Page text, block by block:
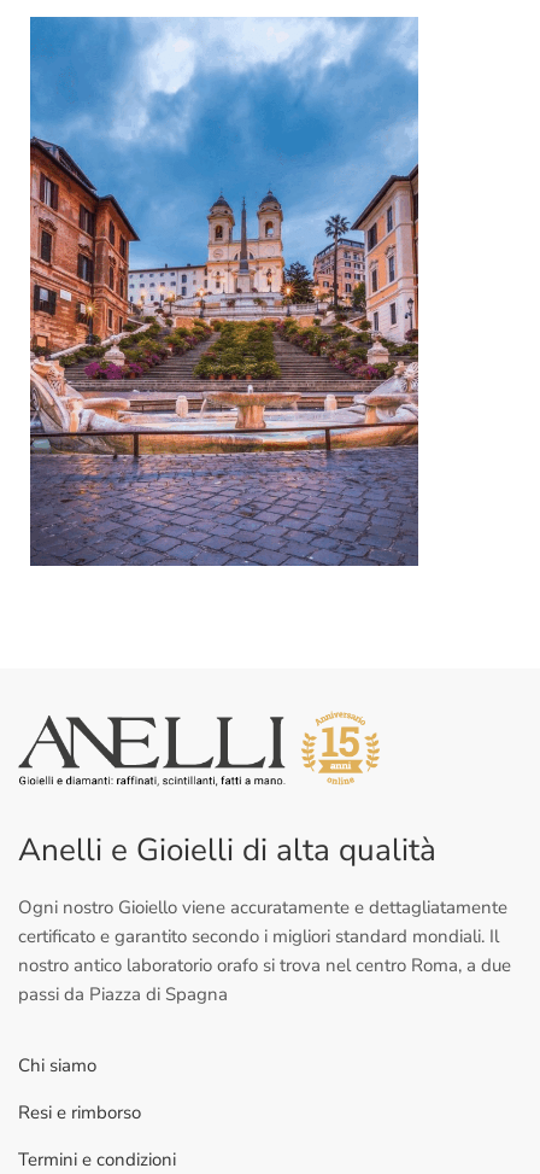
Anelli e Gioielli di alta qualità
Ogni nostro Gioiello viene accuratamente e dettagliatamente
certificato e garantito secondo i migliori standard mondiali. Il
nostro antico laboratorio orafo si trova nel centro Roma, a due
passi da Piazza di Spagna
Chi siamo
Resi e rimborso
Termini e condizioni